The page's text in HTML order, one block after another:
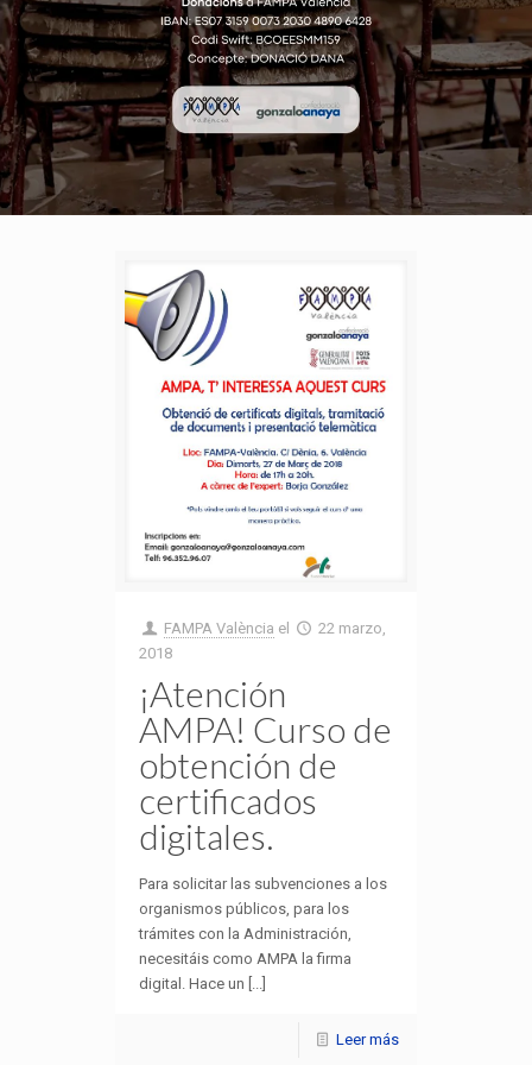
FAMPA València el
22 marzo,
2018
¡Atención
AMPA! Curso de
obtención de
certificados
digitales.
Para solicitar las subvenciones a los
organismos públicos, para los
trámites con la Administración,
necesitáis como AMPA la firma
digital. Hace un [...]
Leer más